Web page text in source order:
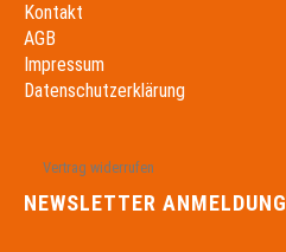
Kontakt
AGB
Impressum
Datenschutzerklärung
Vertrag widerrufen
NEWSLETTER ANMELDUNG